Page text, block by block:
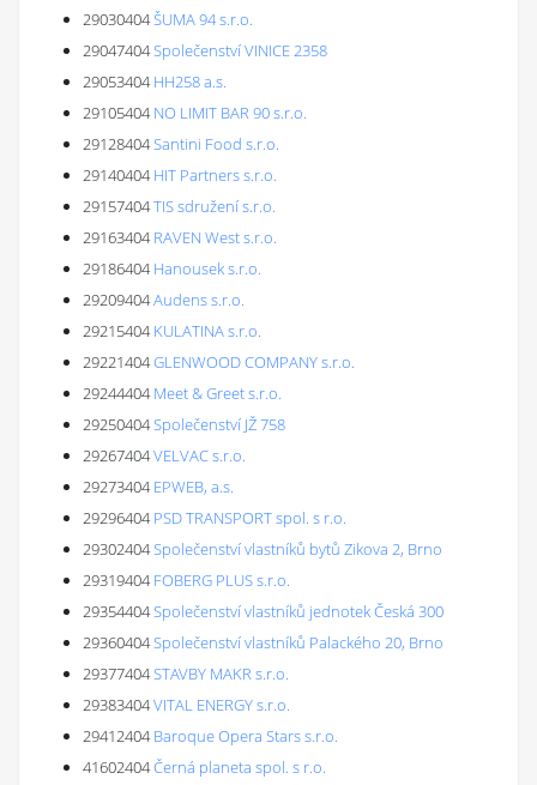
29030404ŠUMA 94 s.r.o.
29047404Společenství VINICE 2358
29053404 HH258 a.s.
29105404 NO LIMIT BAR 90 s.r.o.
29128404Santini Food s.r.o.
29140404 HIT Partners s.r.o.
29157404TIS sdružení s.r.o.
29163404 RAVEN West s.r.o.
29186404 Hanousek s.r.o.
29209404Audens s.r.o.
29215404 KULATINA s.r.o.
29221404GLENWOOD COMPANY s.r.o.
29244404 Meet & Greet s.r.o.
29250404Společenství JŽ 758
29267404VELVAC s.r.o.
29273404 EPWEB, a.s.
29296404 PSD TRANSPORT spol. s r.o.
29302404Společenství vlastníků bytů Zikova 2, Brno
29319404 FOBERG PLUS s.r.o.
29354404Společenství vlastníků jednotek Česká 300
29360404Společenství vlastníků Palackého 20, Brno
29377404STAVBY MAKR s.r.o.
29383404VITAL ENERGY s.r.o.
29412404 Baroque Opera Stars s.r.o.
41602404Černá planeta spol. s r.o.